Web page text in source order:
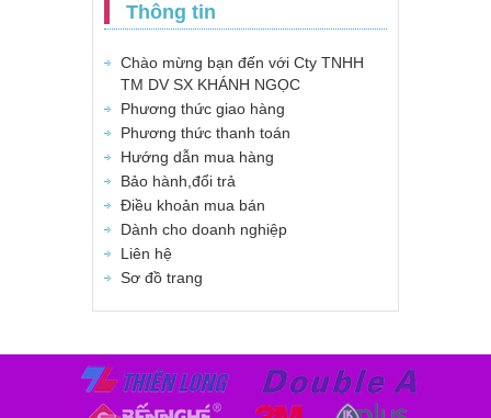
Thông tin
Chào mừng bạn đến với Cty TNHH
TM DV SX KHÁNH NGỌC
Phương thức giao hàng
Phương thức thanh toán
Hướng dẫn mua hàng
Bảo hành,đổi trả
Điều khoản mua bán
Dành cho doanh nghiệp
Liên hệ
Sơ đồ trang